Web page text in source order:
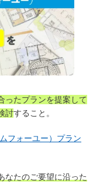
ったプランを提案して
討すること。
フォーユー）プラン
なたのご要望に沿った